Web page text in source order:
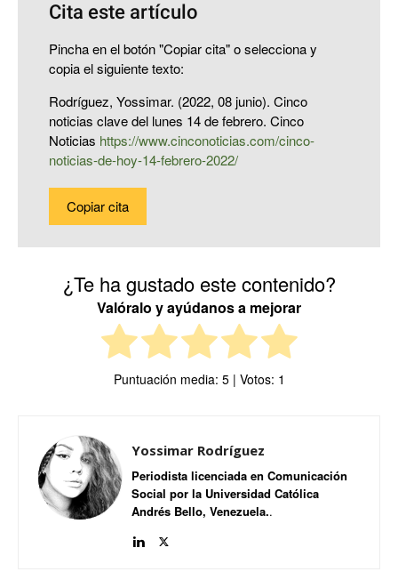
Cita este artículo
Pincha en el botón "Copiar cita" o selecciona y
copia el siguiente texto:
Rodríguez, Yossimar. (2022, 08 junio). Cinco
noticias clave del lunes 14 de febrero. Cinco
Noticias https://www.cinconoticias.com/cinco-
noticias-de-hoy-14-febrero-2022/
Copiar cita
¿Te ha gustado este contenido?
Valóralo y ayúdanos a mejorar
Puntuación media: 5| Votos: 1
Yossimar Rodríguez
Periodista licenciada en Comunicación
Social por la Universidad Católica
Andrés Bello, Venezuela..